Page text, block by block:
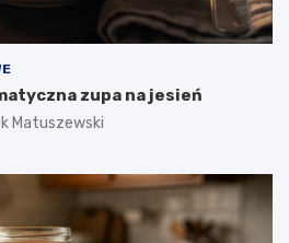
zupa na jesień
Matuszewski